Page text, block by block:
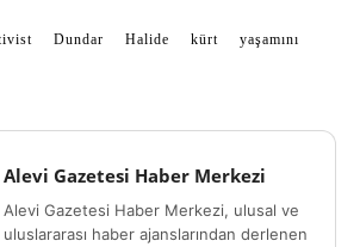
Dundar Halide kürt yaşamını
Alevi Gazetesi Haber Merkezi
Alevi Gazetesi Haber Merkezi, ulusal ve
uluslararası haber ajanslarından derlenen